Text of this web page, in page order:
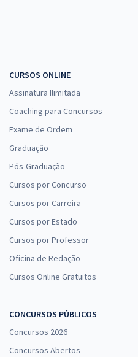
CURSOS ONLINE
Assinatura Ilimitada
Coaching para Concursos
Exame de Ordem
Graduação
Pós-Graduação
Cursos por Concurso
Cursos por Carreira
Cursos por Estado
Cursos por Professor
Oficina de Redação
Cursos Online Gratuitos
CONCURSOS PÚBLICOS
Concursos 2026
Concursos Abertos